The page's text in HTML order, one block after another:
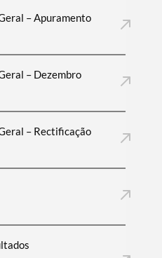
– Apuramento
– Dezembro
– Rectificação